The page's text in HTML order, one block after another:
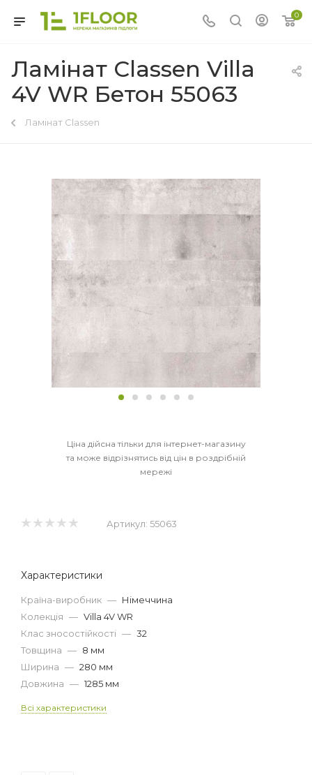
0
Ламінат Classen Villa
4V WR Бетон 55063
Ламінат Classen
Ціна дійсна тільки для інтернет-магазину
та може відрізнятись від цін в роздрібній
мережі
Артикул: 55063
Характеристики
Країна-виробник — Німеччина
Колекція — Villa 4V WR
Клас зносостійкості — 32
Товщина — 8 мм
Ширина — 280 мм
Довжина — 1285 мм
Всі характеристики